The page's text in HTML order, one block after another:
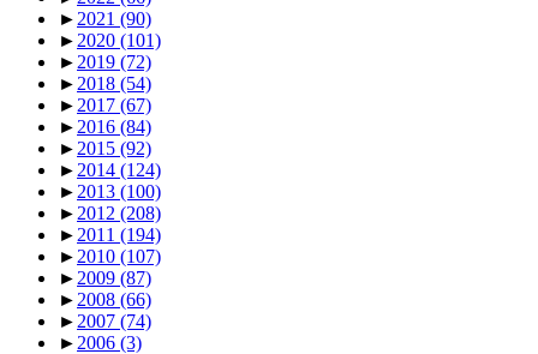
► 2021 (90)
► 2020 (101)
► 2019 (72)
► 2018 (54)
► 2017 (67)
► 2016 (84)
► 2015 (92)
► 2014 (124)
► 2013 (100)
► 2012 (208)
► 2011 (194)
► 2010 (107)
► 2009 (87)
► 2008 (66)
► 2007 (74)
► 2006 (3)